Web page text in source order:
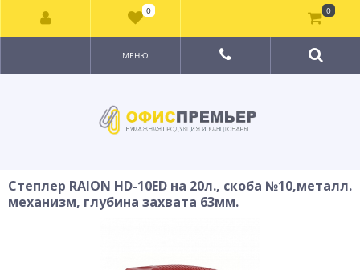
МЕНЮ
Степлер RAION HD-10ED на 20л., скоба №10,металл.
механизм, глубина захвата 63мм.
0 0